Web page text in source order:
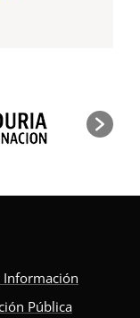
Información
Pública